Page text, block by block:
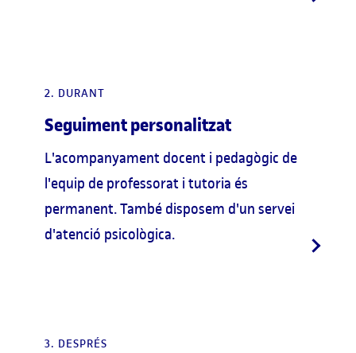
2. DURANT
Seguiment personalitzat
L'acompanyament docent i pedagògic de
l'equip de professorat i tutoria és
permanent. També disposem d'un servei
d'atenció psicològica.
3. DESPRÉS